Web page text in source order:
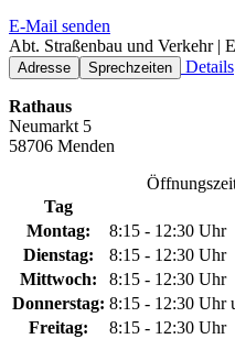
E-Mail senden
Abt. Straßenbau und Verkehr |
Adresse Sprechzeiten Details
Rathaus
Neumarkt 5
58706 Menden
Tag
Montag:
8:15 - 12:30 Uhr
Dienstag:
8:15 - 12:30 Uhr
Mittwoch:
8:15 - 12:30 Uhr
Donnerstag: 8:15 - 12:30 Uhr
Freitag:
8:15 - 12:30 Uhr